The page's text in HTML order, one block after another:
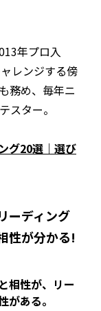
年プロ入
レンジする傍
務め、毎年ニ
スター。
グ20選｜選び
ーディング
性が分かる!
相性が、リー
ある。